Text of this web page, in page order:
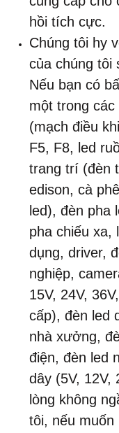
hồi tích cực.
Chúng tôi hy
của chúng tôi
Nếu bạn có
một trong
(mạch điều
F5, F8, led
trang trí (đèn
edison, cà
led), đèn pha
pha chiếu xa,
dụng, driver,
nghiệp,
15V, 24V,
cấp), đèn led
nhà xưởng,
điện, đèn led
dây (5V, 12V,
lòng không
tôi, nếu muốn